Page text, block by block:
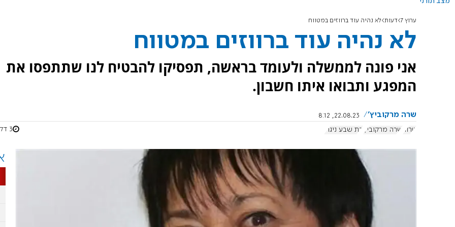
ערוץ 7 דעות לא נהיה עוד ברווזים במטווח
לא נהיה עוד ברווזים במטווח
אני פונה לממשלה ולעומד בראשה, תפסיקו להבטיח לנו שתתפסו את
המפגע ותבואו איתו חשבון.
שרה מרקוביץ'
22.08.23, 8:12
טרור
שרה מרקוביץ בת שבע ניגרי 3 דקות